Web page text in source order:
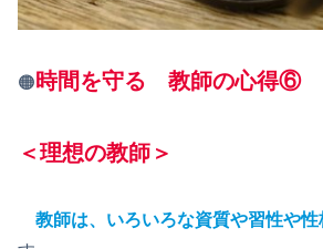
🟠時間を守る 教師の心得⑥
＜理想の教師＞
教師は、いろいろな資質や習性や性